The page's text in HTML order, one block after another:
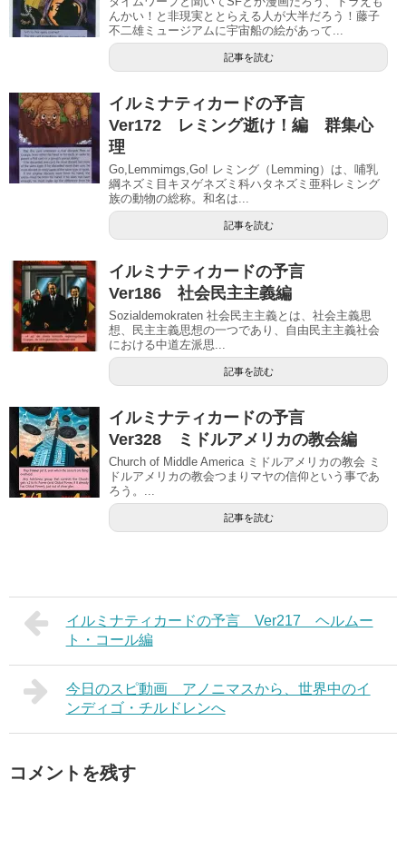
んかい！と非現実ととらえる人が大半だろう！藤子
不二雄ミュージアムに宇宙船の絵があって...
記事を読む
イルミナティカードの予言
Ver172 レミング逝け！編 群集心
理
Go,Lemmimgs,Go! レミング（Lemming）は、哺乳
綱ネズミ目キヌゲネズミ科ハタネズミ亜科レミング
族の動物の総称。和名は...
記事を読む
イルミナティカードの予言
Ver186 社会民主主義編
Sozialdemokraten 社会民主主義とは、社会主義思
想、民主主義思想の一つであり、自由民主主義社会
における中道左派思...
記事を読む
イルミナティカードの予言
Ver328 ミドルアメリカの教会編
Church of Middle America ミドルアメリカの教会 ミ
ドルアメリカの教会つまりマヤの信仰という事であ
ろう。...
記事を読む
イルミナティカードの予言 Ver217 ヘルムー
ト・コール編
今日のスピ動画 アノニマスから、世界中のイ
ンディゴ・チルドレンへ
コメントを残す